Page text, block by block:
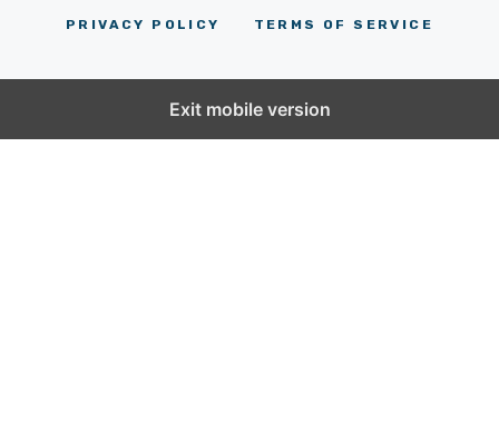
PRIVACY POLICY TERMS OF SERVICE
Exit mobile version